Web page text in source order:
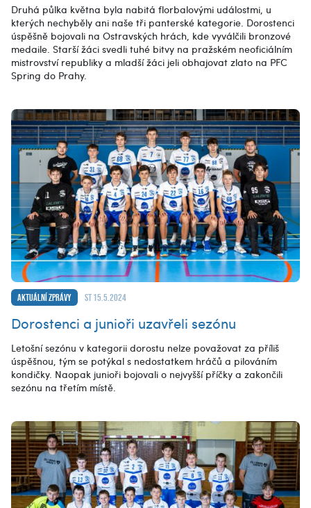
Druhá půlka května byla nabitá florbalovými událostmi, u
kterých nechyběly ani naše tři panterské kategorie. Dorostenci
úspěšně bojovali na Ostravských hrách, kde vyválčili bronzové
medaile. Starší žáci svedli tuhé bitvy na pražském neoficiálním
mistrovství republiky a mladší žáci jeli obhajovat zlato na PFC
Spring do Prahy.
Aktuální zprávy st 15.5.2024
Dorostenci a junioři uzavřeli sezónu
Letošní sezónu v kategorii dorostu nelze považovat za příliš
úspěšnou, tým se potýkal s nedostatkem hráčů a pilováním
kondičky. Naopak junioři bojovali o nejvyšší příčky a zakončili
sezónu na třetím místě.